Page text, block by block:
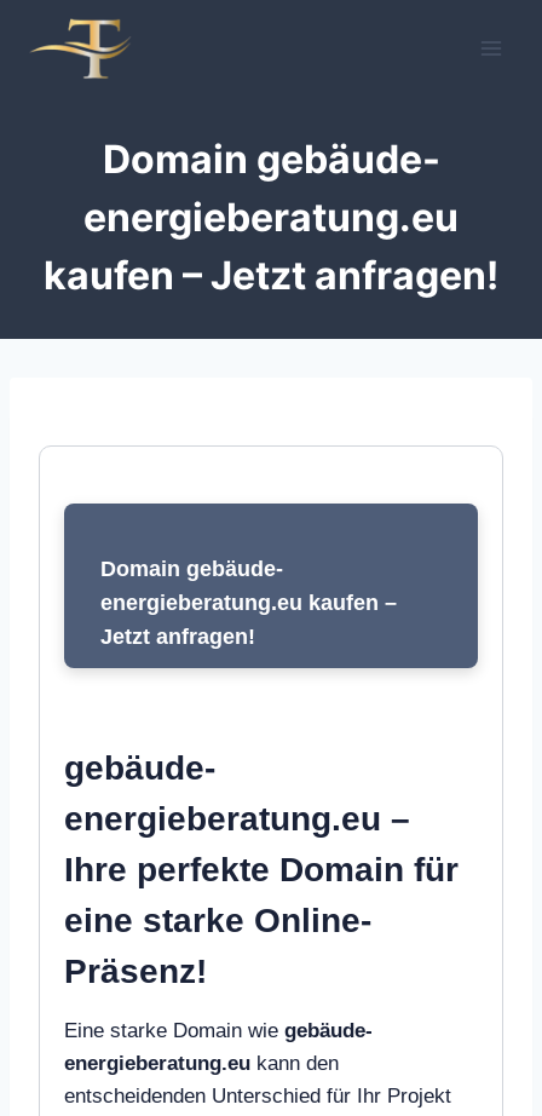
Inhalt
Domain gebäude-
energieberatung.eu
kaufen – Jetzt anfragen!
Domain gebäude-
energieberatung.eu kaufen –
Jetzt anfragen!
gebäude-
energieberatung.eu –
Ihre perfekte Domain für
eine starke Online-
Präsenz!
Eine starke Domain wie gebäude-
energieberatung.eu kann den
entscheidenden Unterschied für Ihr Projekt